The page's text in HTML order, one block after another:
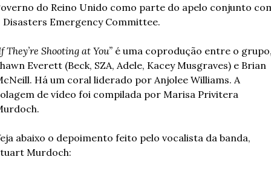
do Reino Unido como parte do apelo conjunto
Disasters Emergency Committee.
They’re Shooting at You” é uma coprodução entre o
Everett (Beck, SZA, Adele, Kacey Musgraves) e Brian
Há um coral liderado por Anjolee Williams. A
de vídeo foi compilada por Marisa Privitera
abaixo o depoimento feito pelo vocalista da banda,
Murdoch: